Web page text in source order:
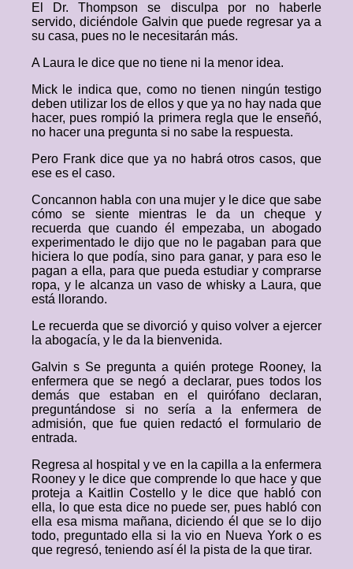
El Dr. Thompson se disculpa por no haberle
servido, diciéndole Galvin que puede regresar ya a
su casa, pues no le necesitarán más.
A Laura le dice que no tiene ni la menor idea.
Mick le indica que, como no tienen ningún testigo
deben utilizar los de ellos y que ya no hay nada que
hacer, pues rompió la primera regla que le enseñó,
no hacer una pregunta si no sabe la respuesta.
Pero Frank dice que ya no habrá otros casos, que
ese es el caso.
Concannon habla con una mujer y le dice que sabe
cómo se siente mientras le da un cheque y
recuerda que cuando él empezaba, un abogado
experimentado le dijo que no le pagaban para que
hiciera lo que podía, sino para ganar, y para eso le
pagan a ella, para que pueda estudiar y comprarse
ropa, y le alcanza un vaso de whisky a Laura, que
está llorando.
Le recuerda que se divorció y quiso volver a ejercer
la abogacía, y le da la bienvenida.
Galvin s Se pregunta a quién protege Rooney, la
enfermera que se negó a declarar, pues todos los
demás que estaban en el quirófano declaran,
preguntándose si no sería a la enfermera de
admisión, que fue quien redactó el formulario de
entrada.
Regresa al hospital y ve en la capilla a la enfermera
Rooney y le dice que comprende lo que hace y que
proteja a Kaitlin Costello y le dice que habló con
ella, lo que esta dice no puede ser, pues habló con
ella esa misma mañana, diciendo él que se lo dijo
todo, preguntado ella si la vio en Nueva York o es
que regresó, teniendo así él la pista de la que tirar.